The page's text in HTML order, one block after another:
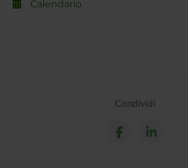
Calendario
Condividi